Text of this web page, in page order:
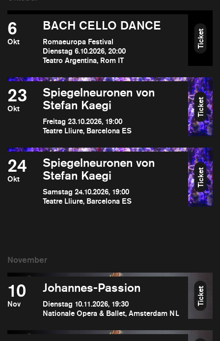
6
Okt
BACH CELLO DANCE
Romaeuropa Festival
Dienstag 6.10.2026, 20:00
Teatro Argentina, Rom IT
Ticket
23
Okt
Spiegelneuronen von
Stefan Kaegi
Freitag 23.10.2026, 19:00
Teatre Lliure, Barcelona ES
Ticket
24
Okt
Spiegelneuronen von
Stefan Kaegi
Samstag 24.10.2026, 19:00
Teatre Lliure, Barcelona ES
Ticket
10
Nov
Johannes-Passion
Dienstag 10.11.2026, 19:30
Nationale Opera & Ballet, Amsterdam NL
Ticket